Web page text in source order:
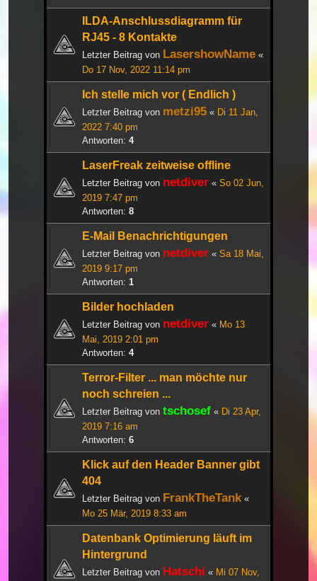
ILDA-Anschlussdiagramm für
RJ45 - 8 Kontakte
Letzter Beitrag von LasershowName «
Do 17 Nov, 2022 11:14 pm
Ich stelle mich vor ( Endlich )
Letzter Beitrag von metzi95 « Di 11 Jan,
2022 7:40 pm
Antworten: 4
LaserFreak zeitweise offline
Letzter Beitrag von netdiver « So 02 Jun,
2019 7:47 pm
Antworten: 8
E-Mail Benachrichtigungen
Letzter Beitrag von netdiver « Sa 18 Mai,
2019 9:17 pm
Antworten: 1
Bilder hochladen
Letzter Beitrag von netdiver « Mo 13
Mai, 2019 2:01 pm
Antworten: 4
Terror-Filter ... man möchte nur
noch schreien ...
Letzter Beitrag von tschosef « Di 23 Apr,
2019 7:16 am
Antworten: 6
Klick auf den Header Banner gibt
404
Letzter Beitrag von FrankTheTank«
Mo 25 Mär, 2019 8:33 am
Datenbank Optimierung läuft im
Hintergrund
Letzter Beitrag von Hatschi « Mi 07 Nov,